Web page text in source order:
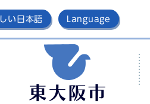
い日本語 Language